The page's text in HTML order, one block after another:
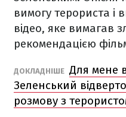
вимогу терориста і
відео, яке вимагав
рекомендацією
ДОКЛАДНІШЕ Для мене
Зеленський
розмову з